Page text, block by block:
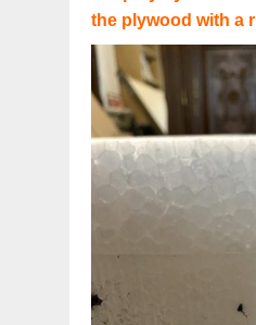
the plywood with a